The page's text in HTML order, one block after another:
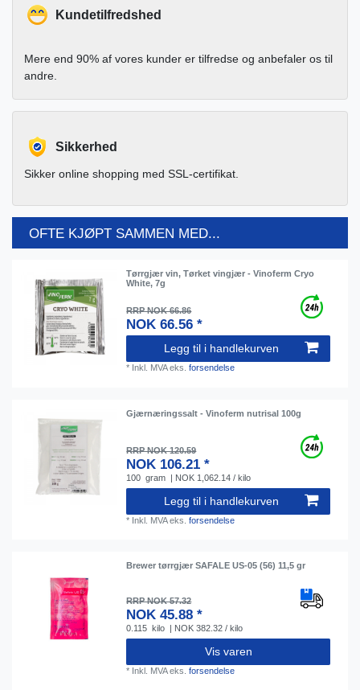
Kundetilfredshed
Mere end 90% af vores kunder er tilfredse og anbefaler os til
andre.
Sikkerhed
Sikker online shopping med SSL-certifikat.
OFTE KJØPT SAMMEN MED...
Tørrgjær vin, Tørket vingjær - Vinoferm Cryo
White, 7g
RRP NOK 66.86
NOK 66.56 *
Legg til i handlekurven
* Inkl. MVAeks.forsendelse
Gjærnæringssalt - Vinoferm nutrisal 100g
RRP NOK 120.59
NOK 106.21 *
100 gram | NOK 1,062.14 / kilo
Legg til i handlekurven
* Inkl. MVAeks.forsendelse
Brewer tørrgjær SAFALE US-05 (56) 11,5 gr
RRP NOK 57.32
NOK 45.88 *
0.115 kilo | NOK 382.32 / kilo
Vis varen
* Inkl. MVAeks.forsendelse